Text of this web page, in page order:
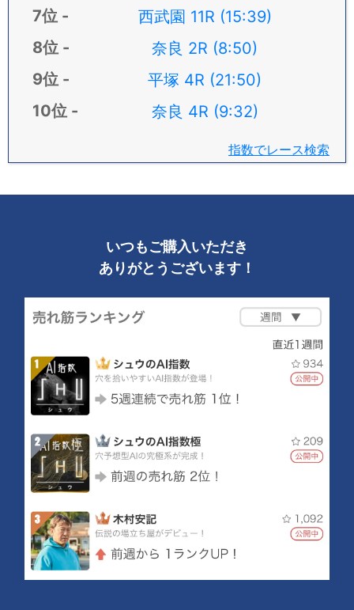
西武園 11R (15:39)
奈良 2R (8:50)
平塚 4R (21:50)
奈良 4R (9:32)
指数でレース検索
いつもご購入いただき
ありがとうございます！